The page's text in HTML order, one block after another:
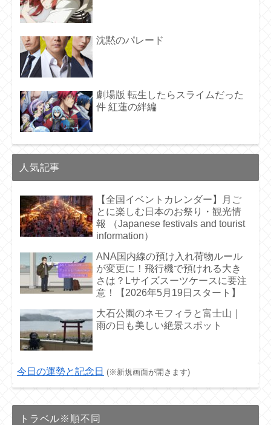
沈黙のパレード
劇場版 転生したらスライムだった
件 紅蓮の絆編
人気記事
【全国イベントカレンダー】月ご
とに楽しむ日本のお祭り・観光情
報 （Japanese festivals and tourist
information）
ANA国内線の預け入れ荷物ルール
が変更に！飛行機で預けれる大き
さは？Lサイズスーツケースに要注
意！【2026年5月19日スタート】
大石公園のネモフィラと富士山｜
雨の日も美しい絶景スポット
今日の運勢と記念日 (※新規画面が開きます)
トラベル※順不同